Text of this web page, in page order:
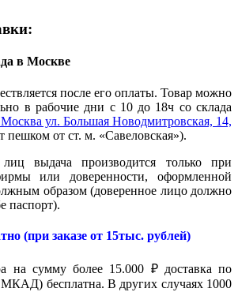
в Москве
после его оплаты. Товар можно
в рабочие дни с 10 до 18ч со склада
Москва ул. Большая Новодмитровская, 14,
пешком от ст. м. «Савеловская»).
выдача производится только при
или доверенности, оформленной
образом (доверенное лицо должно
паспорт).
(при заказе от 15тыс. рублей)
на сумму более 15.000 ₽ доставка по
бесплатна. В других случаях 1000